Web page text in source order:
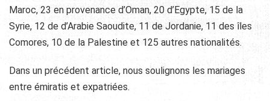
Maroc, 23 en provenance d’Oman, 20 d’Egypte, 15 de la
Syrie, 12 de d’Arabie Saoudite, 11 de Jordanie, 11 des îles
Comores, 10 de la Palestine et 125 autres nationalités.
Dans un précédent article, nous soulignons les mariages
entre émiratis et expatriées.